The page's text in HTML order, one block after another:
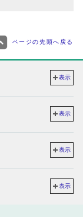
ページの先頭へ戻る
表示
表示
表示
表示